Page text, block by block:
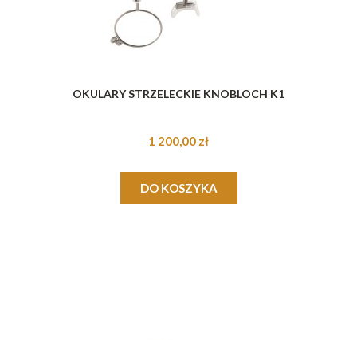
OKULARY STRZELECKIE KNOBLOCH K1
1 200,00 zł
DO KOSZYKA